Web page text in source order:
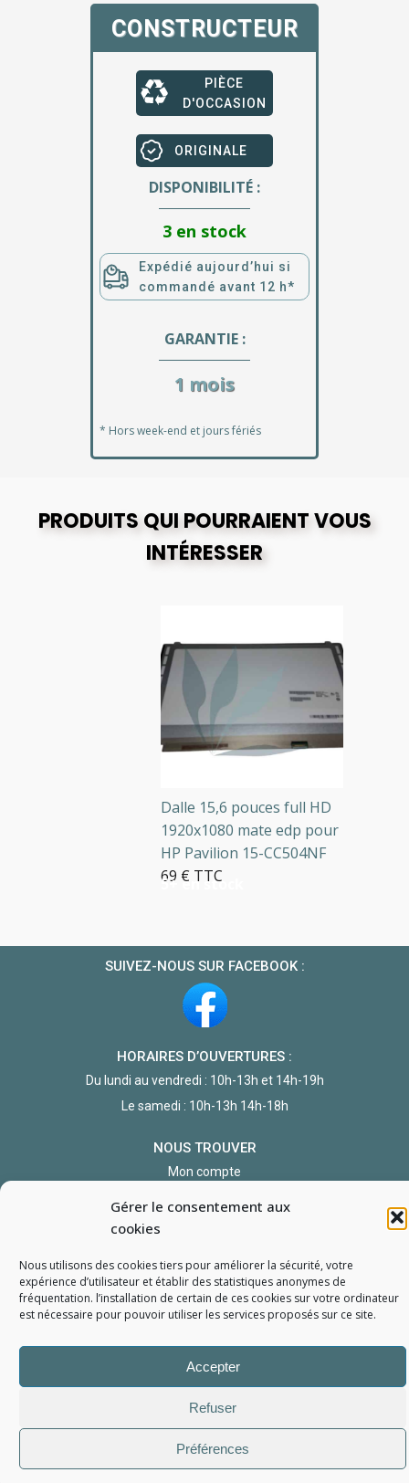
Gérer le consentement aux
cookies
Nous utilisons des cookies tiers pour améliorer la sécurité, votre
expérience d’utilisateur et établir des statistiques anonymes de
fréquentation. l’installation de certain de ces cookies sur votre ordinateur
est nécessaire pour pouvoir utiliser les services proposés sur ce site.
Accepter
Refuser
Préférences
CONSTRUCTEUR
PIÈCE
D'OCCASION
ORIGINALE
DISPONIBILITÉ :
3 en stock
Expédié aujourd’hui si
commandé avant 12 h*
GARANTIE :
1 mois
* Hors week-end et jours fériés
PRODUITS QUI POURRAIENT VOUS
INTÉRESSER
5+ en stock
Dalle 15,6 pouces full HD
1920x1080 mate edp pour
HP Pavilion 15-CC504NF
69 € TTC
SUIVEZ-NOUS SUR FACEBOOK :
HORAIRES D’OUVERTURES :
Du lundi au vendredi : 10h-13h et 14h-19h
Le samedi : 10h-13h 14h-18h
NOUS TROUVER
Mon compte
L'Atelier du Portable2006 - 2026Tous droits réservés
Politique de confidentialité